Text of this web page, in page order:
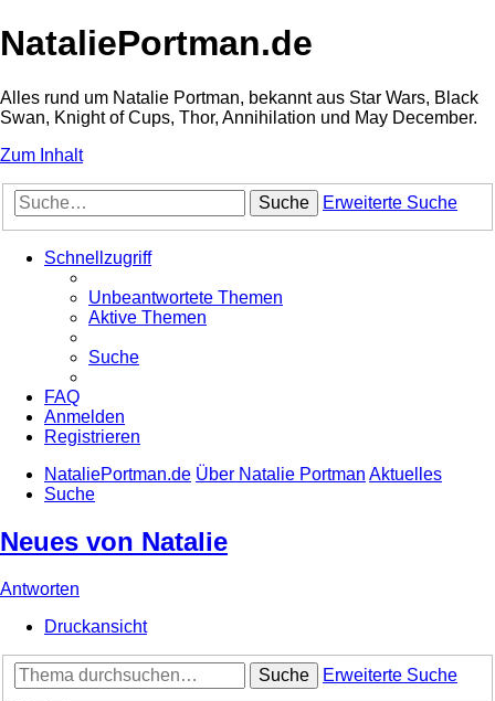
NataliePortman.de
Alles rund um Natalie Portman, bekannt aus Star Wars, Black
Swan, Knight of Cups, Thor, Annihilation und May December.
Zum Inhalt
Suche Erweiterte Suche
Schnellzugriff
Unbeantwortete Themen
Aktive Themen
Suche
FAQ
Anmelden
Registrieren
NataliePortman.de Über Natalie Portman Aktuelles
Suche
Neues von Natalie
Antworten
Druckansicht
Suche
Erweiterte Suche